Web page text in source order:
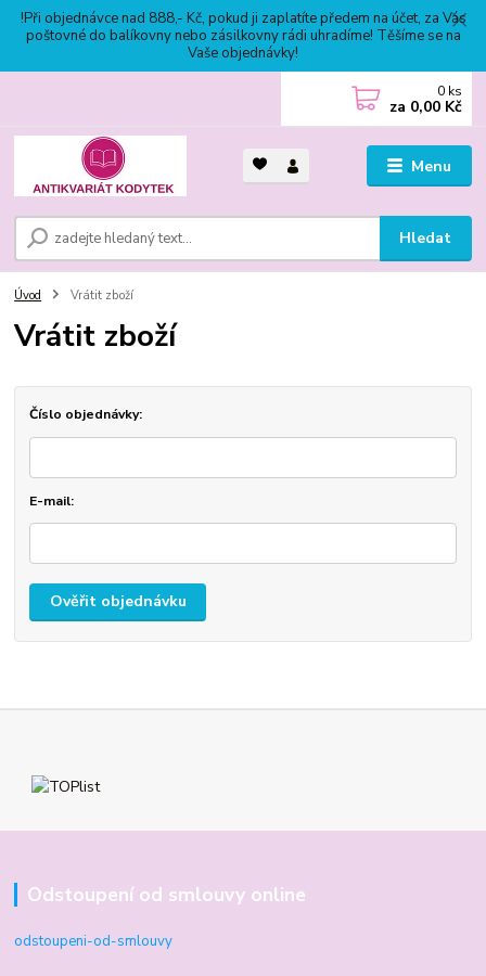
!Při objednávce nad 888,- Kč, pokud ji zaplatíte předem na účet, za Vás
poštovné do balíkovny nebo zásilkovny rádi uhradíme! Těšíme se na
Vaše objednávky!
Menu
Hledat
0 ks
za 0,00 Kč
Úvod Vrátit zboží
Vrátit zboží
Číslo objednávky:
E-mail:
Ověřit objednávku
Odstoupení od smlouvy online
odstoupeni-od-smlouvy